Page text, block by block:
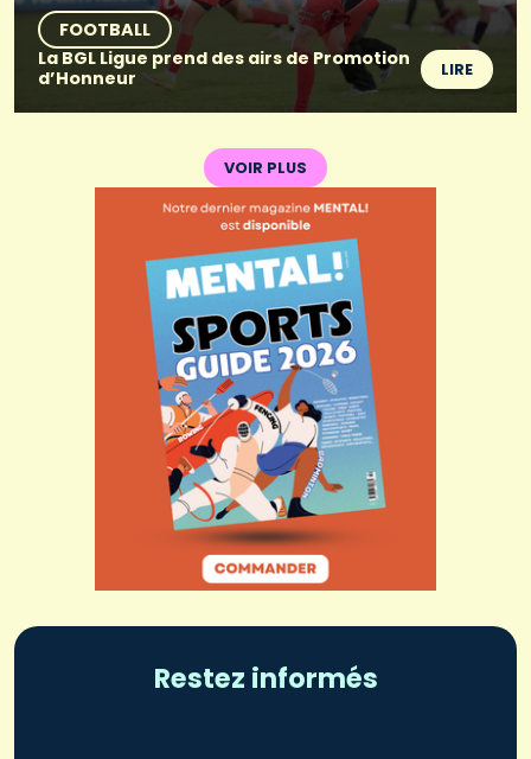
FOOTBALL
La BGL Ligue prend des airs de Promotion
d’Honneur
LIRE
VOIR PLUS
Restez informés